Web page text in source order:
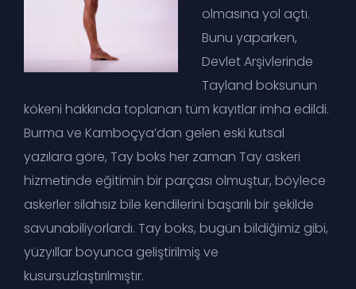
olmasına yol açtı.
Bunu yaparken,
Devlet Arşivlerinde
Tayland boksunun
kökeni hakkında toplanan tüm kayıtlar imha edildi.
Burma ve Kamboçya’dan gelen eski kutsal
yazılara göre, Tay boks her zaman Tay askeri
hizmetinde eğitimin bir parçası olmuştur, böylece
askerler silahsız bile kendilerini başarılı bir şekilde
savunabiliyorlardı. Tay boks, bugün bildiğimiz gibi,
yüzyıllar boyunca geliştirilmiş ve
kusursuzlaştırılmıştır.